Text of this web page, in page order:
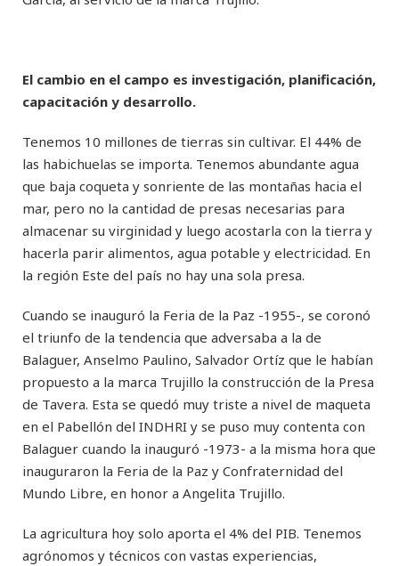
El cambio en el campo es investigación, planificación,
capacitación y desarrollo.
Tenemos 10 millones de tierras sin cultivar. El 44% de
las habichuelas se importa. Tenemos abundante agua
que baja coqueta y sonriente de las montañas hacia el
mar, pero no la cantidad de presas necesarias para
almacenar su virginidad y luego acostarla con la tierra y
hacerla parir alimentos, agua potable y electricidad. En
la región Este del país no hay una sola presa.
Cuando se inauguró la Feria de la Paz -1955-, se coronó
el triunfo de la tendencia que adversaba a la de
Balaguer, Anselmo Paulino, Salvador Ortíz que le habían
propuesto a la marca Trujillo la construcción de la Presa
de Tavera. Esta se quedó muy triste a nivel de maqueta
en el Pabellón del INDHRI y se puso muy contenta con
Balaguer cuando la inauguró -1973- a la misma hora que
inauguraron la Feria de la Paz y Confraternidad del
Mundo Libre, en honor a Angelita Trujillo.
La agricultura hoy solo aporta el 4% del PIB. Tenemos
agrónomos y técnicos con vastas experiencias,